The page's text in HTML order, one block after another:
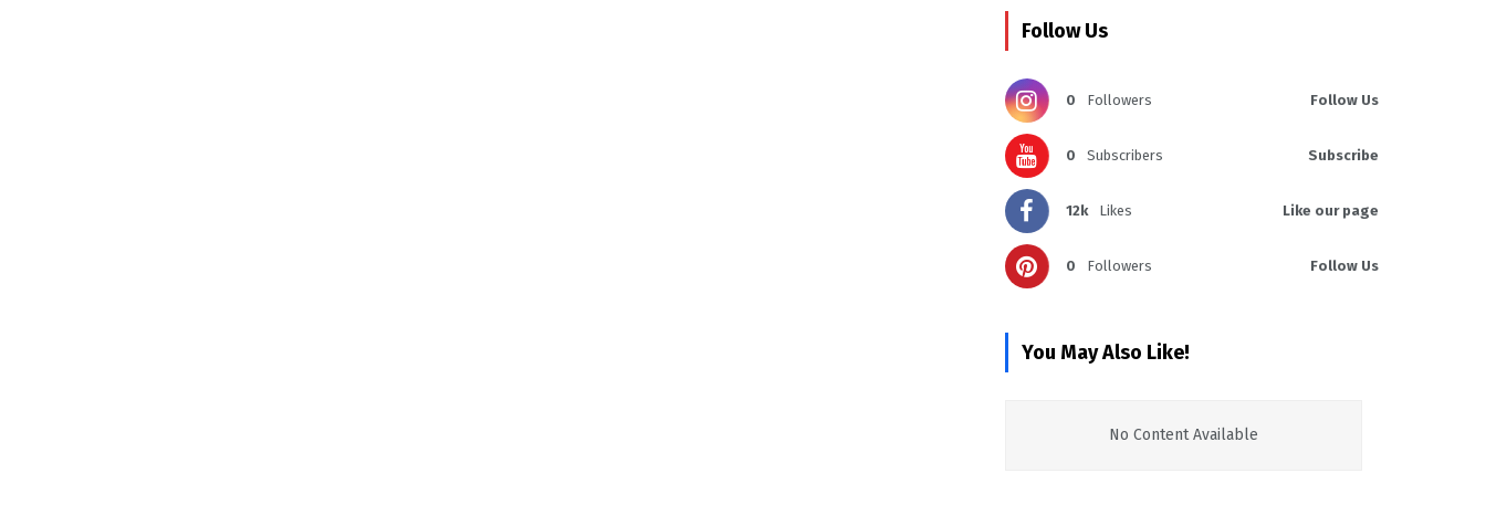
Follow Us
0 Followers Follow Us
0 Subscribers Subscribe
12k Likes Like our page
0 Followers Follow Us
You May Also Like!
No Content Available